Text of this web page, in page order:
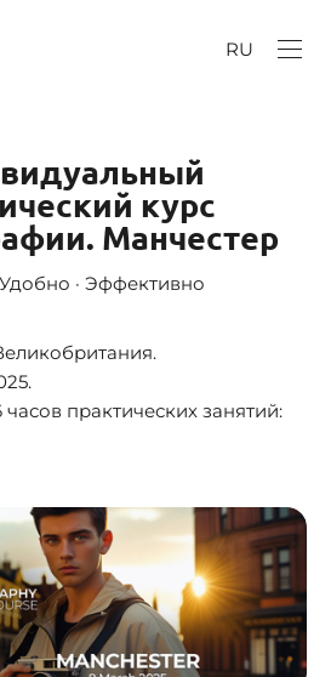
RU
курс
Манчестер
· Эффективно
часов практических занятий: